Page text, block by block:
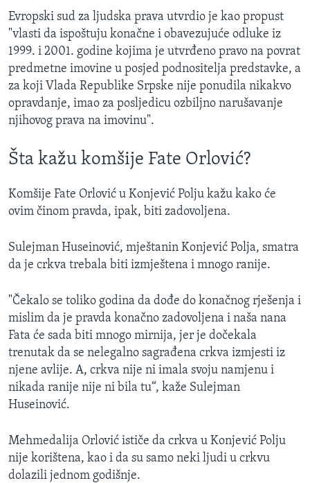
Evropski sud za ljudska prava utvrdio je kao propust
"vlasti da ispoštuju konačne i obavezujuće odluke iz
1999. i 2001. godine kojima je utvrđeno pravo na povrat
predmetne imovine u posjed podnositelja predstavke, a
za koji Vlada Republike Srpske nije ponudila nikakvo
opravdanje, imao za posljedicu ozbiljno narušavanje
njihovog prava na imovinu".
Šta kažu komšije Fate Orlović?
Komšije Fate Orlović u Konjević Polju kažu kako će
ovim činom pravda, ipak, biti zadovoljena.
Sulejman Huseinović, mještanin Konjević Polja, smatra
da je crkva trebala biti izmještena i mnogo ranije.
"Čekalo se toliko godina da dođe do konačnog rješenja i
mislim da je pravda konačno zadovoljena i naša nana
Fata će sada biti mnogo mirnija, jer je dočekala
trenutak da se nelegalno sagrađena crkva izmjesti iz
njene avlije. A, crkva nije ni imala svoju namjenu i
nikada ranije nije ni bila tu“, kaže Sulejman
Huseinović.
Mehmedalija Orlović ističe da crkva u Konjević Polju
nije korištena, kao i da su samo neki ljudi u crkvu
dolazili jednom godišnje.